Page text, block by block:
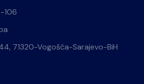
106
71320-Vogošća-Sarajevo-BiH